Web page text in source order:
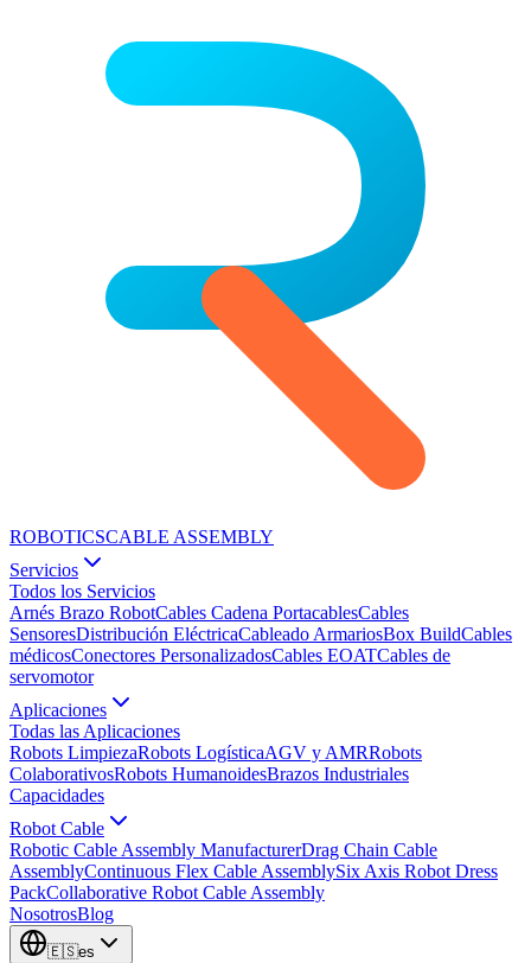
ROBOTICSCABLE ASSEMBLY
Servicios
Todos los Servicios
Arnés Brazo RobotCables Cadena PortacablesCables
SensoresDistribución EléctricaCableado ArmariosBox BuildCables
médicosConectores PersonalizadosCables EOATCables de
servomotor
Aplicaciones
Todas las Aplicaciones
Robots LimpiezaRobots LogísticaAGV y AMRRobots
ColaborativosRobots HumanoidesBrazos Industriales
Capacidades
Robot Cable
Robotic Cable Assembly ManufacturerDrag Chain Cable
AssemblyContinuous Flex Cable AssemblySix Axis Robot Dress
PackCollaborative Robot Cable Assembly
NosotrosBlog
🇪🇸es